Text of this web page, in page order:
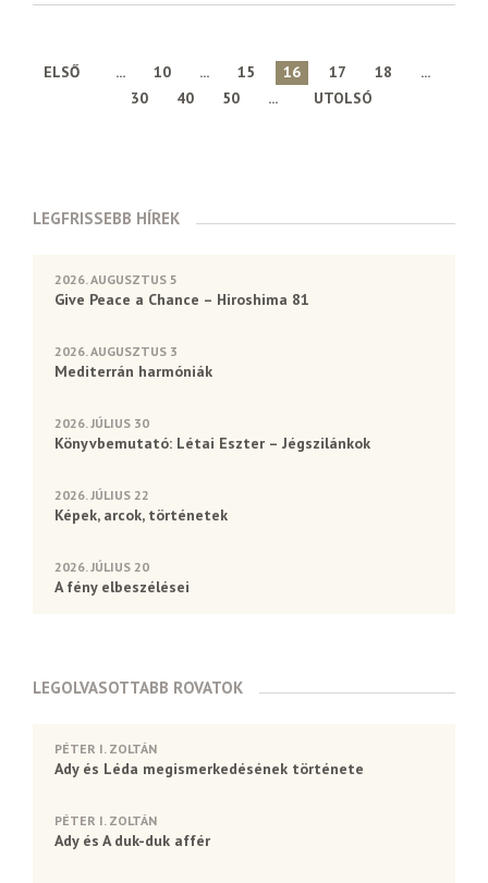
ELSŐ ... 10 ... 15 16 17 18
...
30
40 50 ... UTOLSÓ
LEGFRISSEBB HÍREK
2026. AUGUSZTUS 5
Give Peace a Chance – Hiroshima 81
2026. AUGUSZTUS 3
Mediterrán harmóniák
2026. JÚLIUS 30
Könyvbemutató: Létai Eszter – Jégszilánkok
2026. JÚLIUS 22
Képek, arcok, történetek
2026. JÚLIUS 20
A fény elbeszélései
LEGOLVASOTTABB ROVATOK
PÉTER I. ZOLTÁN
Ady és Léda megismerkedésének története
PÉTER I. ZOLTÁN
Ady és A duk-duk affér